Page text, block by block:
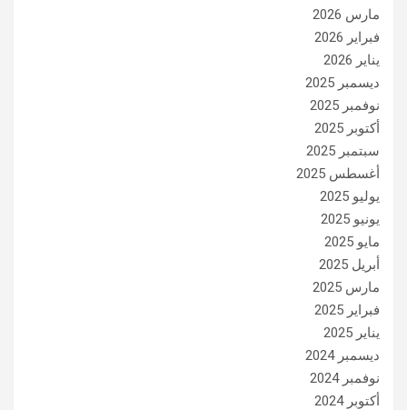
مارس 2026
فبراير 2026
يناير 2026
ديسمبر 2025
نوفمبر 2025
أكتوبر 2025
سبتمبر 2025
أغسطس 2025
يوليو 2025
يونيو 2025
مايو 2025
أبريل 2025
مارس 2025
فبراير 2025
يناير 2025
ديسمبر 2024
نوفمبر 2024
أكتوبر 2024